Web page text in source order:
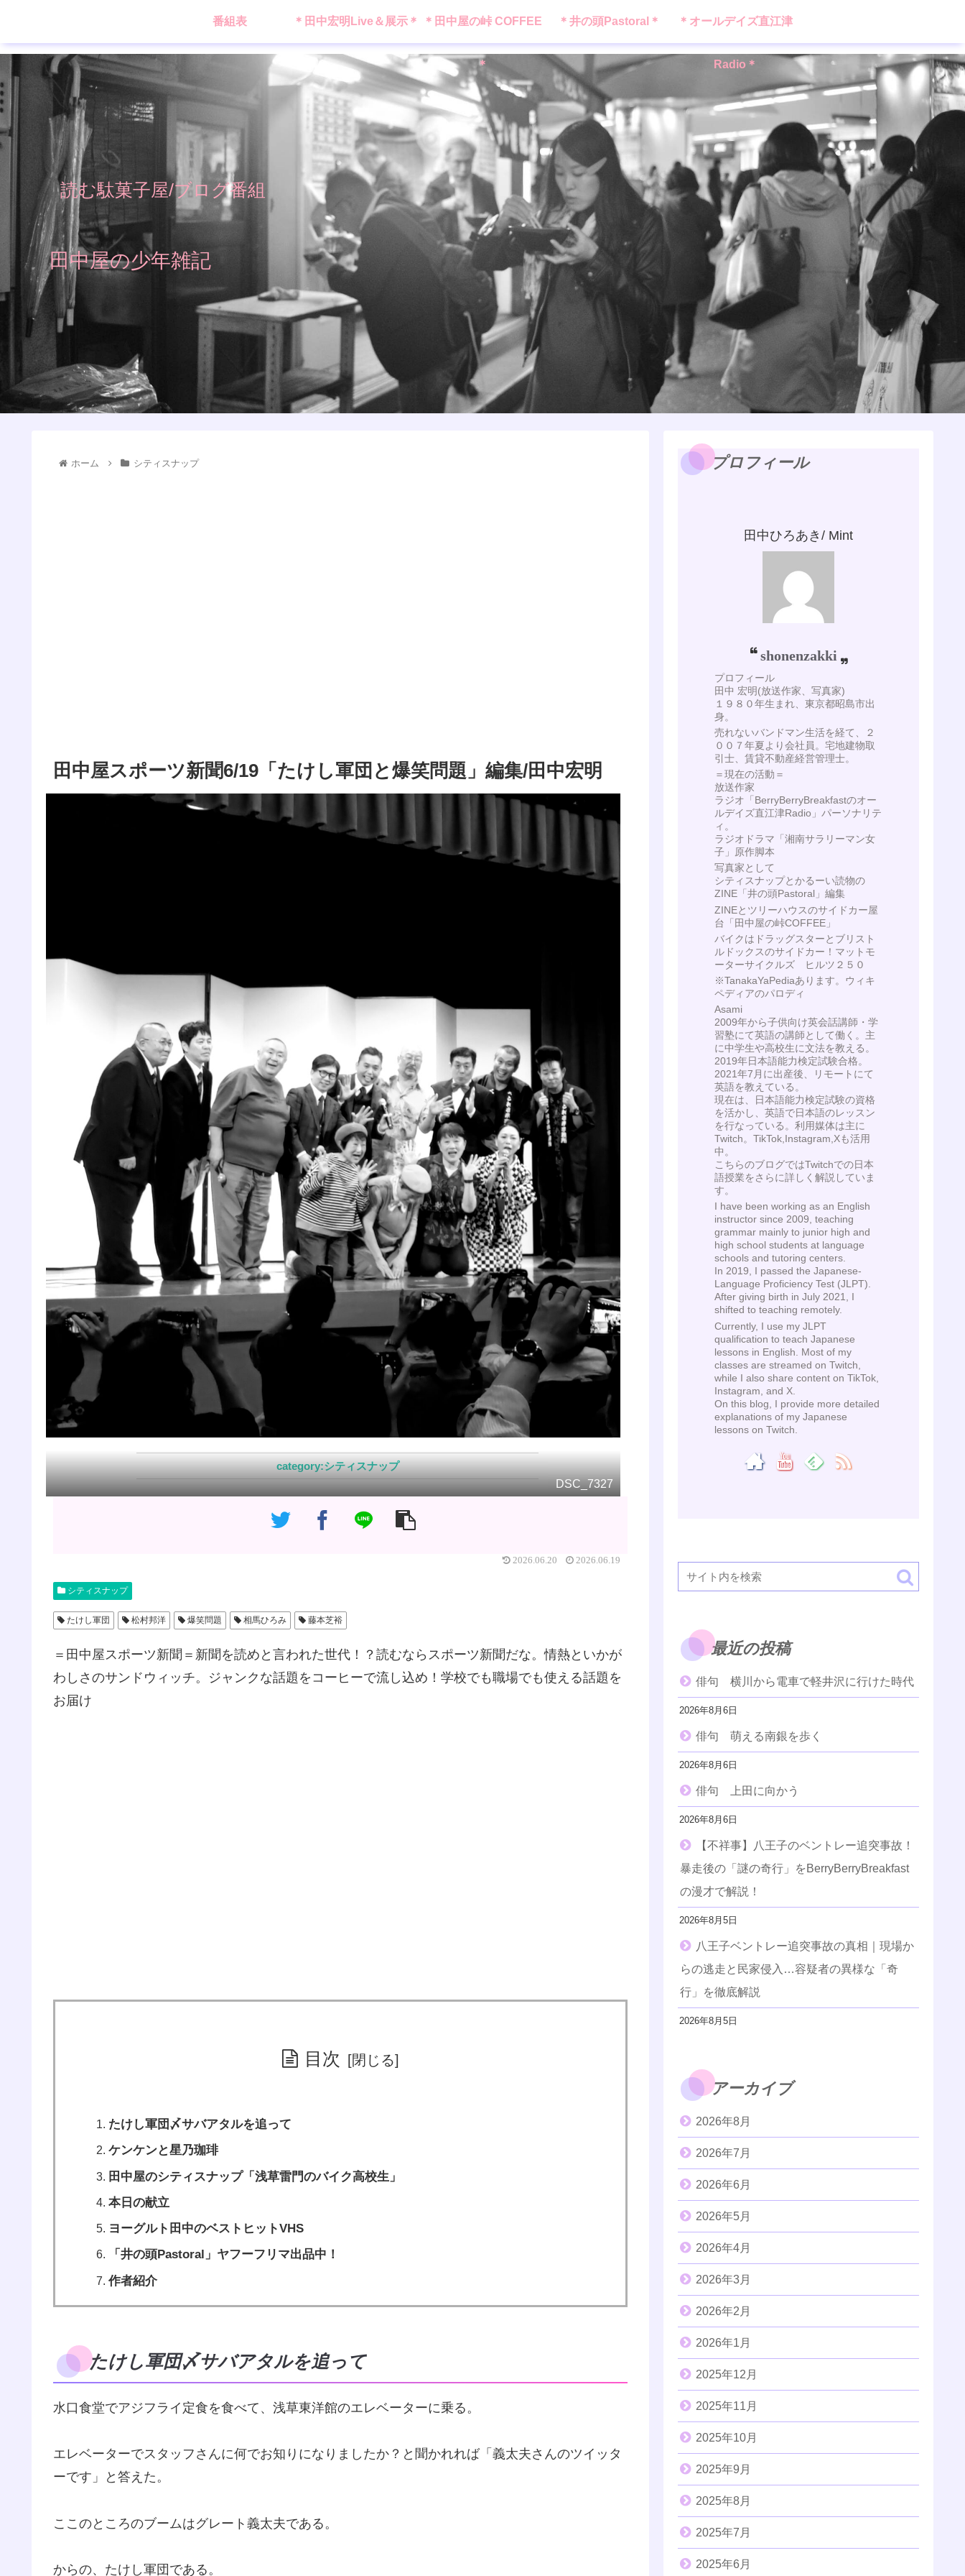
読む駄菓子屋/ブログ番組
田中屋の少年雑記
番組表 ＊田中宏明Live＆展示＊ ＊田中屋の峠 COFFEE
＊
＊井の頭Pastoral＊ ＊オールデイズ直江津
Radio＊
ホーム シティスナップ
田中屋スポーツ新聞6/19「たけし軍団と爆笑問題」編集/田中宏明
シティスナップ
DSC_7327
2026.06.20 2026.06.19
シティスナップ
たけし軍団 松村邦洋 爆笑問題 相馬ひろみ 藤本芝裕
＝田中屋スポーツ新聞＝新聞を読めと言われた世代！？読むならスポーツ新聞だな。情熱といかが
わしさのサンドウィッチ。ジャンクな話題をコーヒーで流し込め！学校でも職場でも使える話題を
お届け
目次
たけし軍団〆サバアタルを追って
ケンケンと星乃珈琲
田中屋のシティスナップ「浅草雷門のバイク高校生」
本日の献立
ヨーグルト田中のベストヒットVHS
「井の頭Pastoral」ヤフーフリマ出品中！
作者紹介
たけし軍団〆サバアタルを追って
水口食堂でアジフライ定食を食べて、浅草東洋館のエレベーターに乗る。
エレベーターでスタッフさんに何でお知りになりましたか？と聞かれれば「義太夫さんのツイッタ
ーです」と答えた。
ここのところのブームはグレート義太夫である。
からの、たけし軍団である。
プロフィール
田中ひろあき/ Mint
shonenzakki
プロフィール
田中 宏明(放送作家、写真家)
１９８０年生まれ、東京都昭島市出
身。
売れないバンドマン生活を経て、２
００７年夏より会社員。宅地建物取
引士、賃貸不動産経営管理士。
＝現在の活動＝
放送作家
ラジオ「BerryBerryBreakfastのオー
ルデイズ直江津Radio」パーソナリテ
ィ。
ラジオドラマ「湘南サラリーマン女
子」原作脚本
写真家として
シティスナップとかるーい読物の
ZINE「井の頭Pastoral」編集
ZINEとツリーハウスのサイドカー屋
台「田中屋の峠COFFEE」
バイクはドラッグスターとブリスト
ルドックスのサイドカー！マットモ
ーターサイクルズ ヒルツ２５０
※TanakaYaPediaあります。ウィキ
ペディアのパロディ
Asami
2009年から子供向け英会話講師・学
習塾にて英語の講師として働く。主
に中学生や高校生に文法を教える。
2019年日本語能力検定試験合格。
2021年7月に出産後、リモートにて
英語を教えている。
現在は、日本語能力検定試験の資格
を活かし、英語で日本語のレッスン
を行なっている。利用媒体は主に
Twitch。TikTok,Instagram,Xも活用
中。
こちらのブログではTwitchでの日本
語授業をさらに詳しく解説していま
す。
I have been working as an English
instructor since 2009, teaching
grammar mainly to junior high and
high school students at language
schools and tutoring centers.
In 2019, I passed the Japanese-
Language Proficiency Test (JLPT).
After giving birth in July 2021, I
shifted to teaching remotely.
Currently, I use my JLPT
qualification to teach Japanese
lessons in English. Most of my
classes are streamed on Twitch,
while I also share content on TikTok,
Instagram, and X.
On this blog, I provide more detailed
explanations of my Japanese
lessons on Twitch.
最近の投稿
俳句 横川から電車で軽井沢に行けた時代
2026年8月6日
俳句 萌える南銀を歩く
2026年8月6日
俳句 上田に向かう
2026年8月6日
【不祥事】八王子のベントレー追突事故！
暴走後の「謎の奇行」をBerryBerryBreakfast
の漫才で解説！
2026年8月5日
八王子ベントレー追突事故の真相｜現場か
らの逃走と民家侵入…容疑者の異様な「奇
行」を徹底解説
2026年8月5日
アーカイブ
2026年8月
2026年7月
2026年6月
2026年5月
2026年4月
2026年3月
2026年2月
2026年1月
2025年12月
2025年11月
2025年10月
2025年9月
2025年8月
2025年7月
2025年6月